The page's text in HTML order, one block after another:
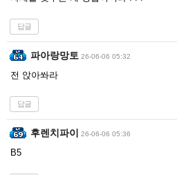
답글
파아랑망토 26-06-06 05:32
전 앉아쏴라
답글
후렌치파이 26-06-06 05:36
B5